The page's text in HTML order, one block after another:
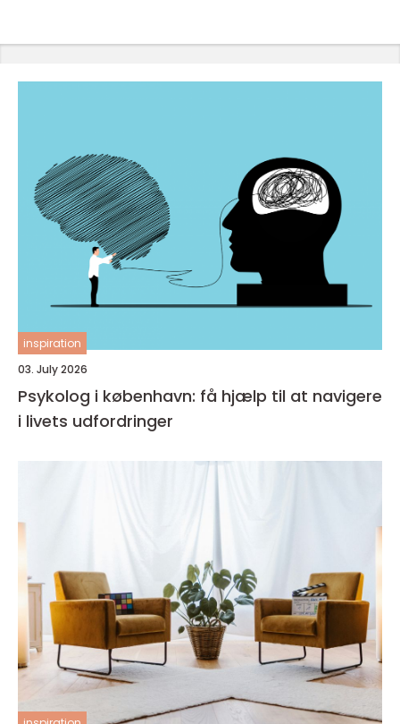
inspiration
03. July 2026
Psykolog i københavn: få hjælp til at navigere
i livets udfordringer